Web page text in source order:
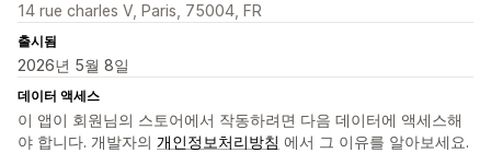
14 rue charles V, Paris, 75004, FR
출시됨
2026년 5월 8일
데이터 액세스
이 앱이 회원님의 스토어에서 작동하려면 다음 데이터에 액세스해
야 합니다. 개발자의 개인정보처리방침 에서 그 이유를 알아보세요.